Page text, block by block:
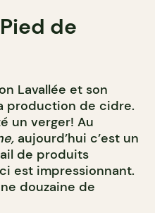
de
Lavallée et son
production de cidre.
un verger! Au
aujourd’hui c’est un
de produits
est impressionnant.
douzaine de